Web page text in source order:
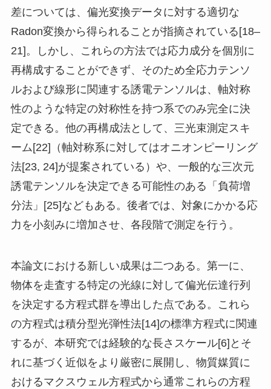
差については、偏光変換データに対する適切な
Radon変換から得られることが指摘されている[18–
21]。しかし、これらの方法では応力成分を個別に
再構成することができず、そのため全応力テンソ
ルおよび線形に関連する誘電テンソルは、軸対称
性のような特定の対称性を持つ系でのみ完全に決
定できる。他の再構成法として、三光束測定スキ
ーム[22]（軸対称系に対してはオニオンピーリング
法[23, 24]が提案されている）や、一般的な三次元
誘電テンソルを決定できる可能性のある「負荷増
分法」[25]などもある。後者では、対象にかかる応
力を小刻みに増加させ、各段階で測定を行う。
本論文における新しい成果は二つある。第一に、
物体を走査する特定の光線に対して偏光伝達行列
を決定する方程式群を導出した点である。これら
の方程式は積分型光弾性法[14]の標準方程式に関連
するが、本研究では経験的な長さスケール[6]とそ
れに基づく近似をより厳密に展開し、物質媒質に
おけるマクスウェル方程式から通常これらの方程